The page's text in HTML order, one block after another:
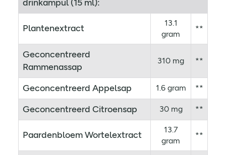
drinkampul (15 ml):
Plantenextract
13.1
gram
**
Geconcentreerd
Rammenassap
310 mg **
Geconcentreerd Appelsap 1.6 gram **
Geconcentreerd Citroensap 30 mg **
Paardenbloem Wortelextract
13.7
gram
**